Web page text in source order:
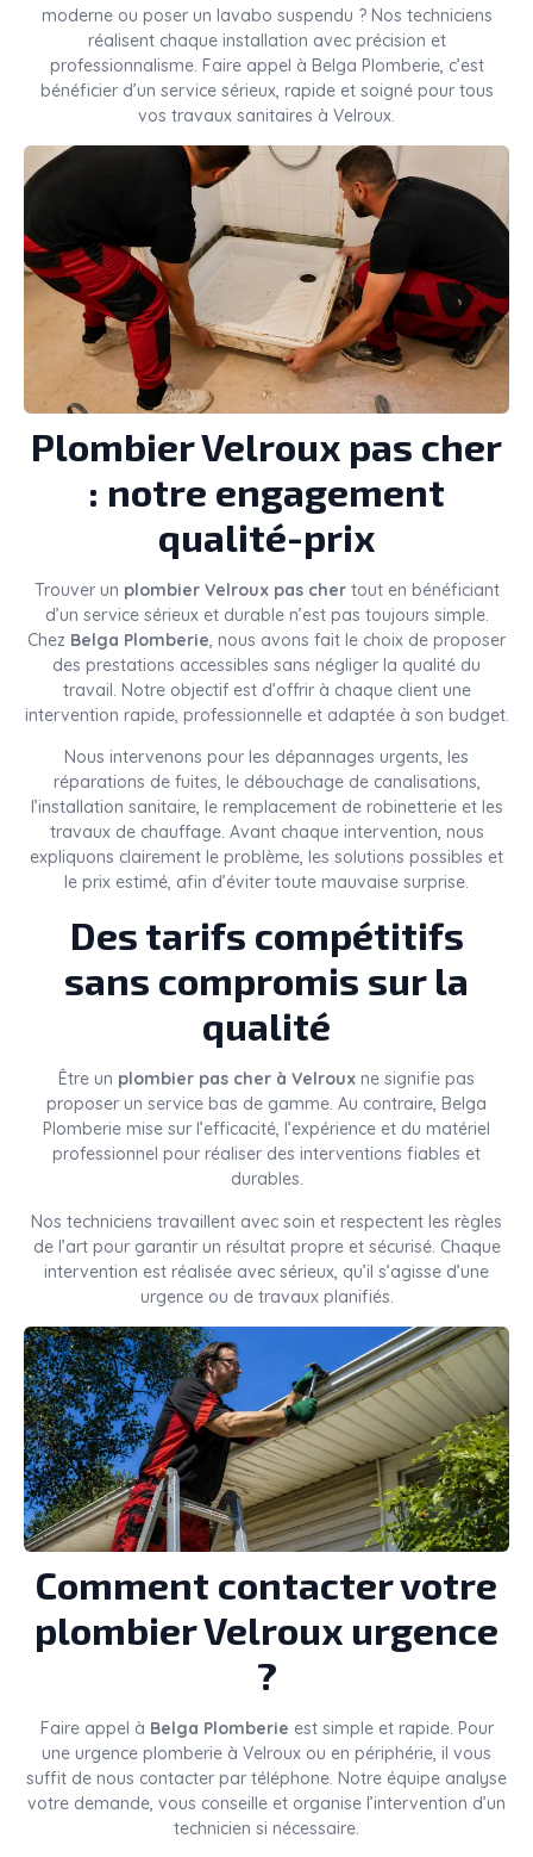
moderne ou poser un lavabo suspendu ? Nos techniciens
réalisent chaque installation avec précision et
professionnalisme. Faire appel à Belga Plomberie, c’est
bénéficier d’un service sérieux, rapide et soigné pour tous
vos travaux sanitaires à Velroux.
Plombier Velroux pas cher
: notre engagement
qualité-prix
Trouver un plombier Velroux pas chertout en bénéficiant
d’un service sérieux et durable n’est pas toujours simple.
Chez Belga Plomberie , nous avons fait le choix de proposer
des prestations accessibles sans négliger la qualité du
travail. Notre objectif est d’offrir à chaque client une
intervention rapide, professionnelle et adaptée à son budget.
Nous intervenons pour les dépannages urgents, les
réparations de fuites, le débouchage de canalisations,
l’installation sanitaire, le remplacement de robinetterie et les
travaux de chauffage. Avant chaque intervention, nous
expliquons clairement le problème, les solutions possibles et
le prix estimé, afin d’éviter toute mauvaise surprise.
Des tarifs compétitifs
sans compromis sur la
qualité
Être un plombier pas cher à Velroux ne signifie pas
proposer un service bas de gamme. Au contraire, Belga
Plomberie mise sur l’efficacité, l’expérience et du matériel
professionnel pour réaliser des interventions fiables et
durables.
Nos techniciens travaillent avec soin et respectent les règles
de l’art pour garantir un résultat propre et sécurisé. Chaque
intervention est réalisée avec sérieux, qu’il s’agisse d’une
urgence ou de travaux planifiés.
Comment contacter votre
plombier Velroux urgence
?
Faire appel à Belga Plomberie est simple et rapide. Pour
une urgence plomberie à Velroux ou en périphérie, il vous
suffit de nous contacter par téléphone. Notre équipe analyse
votre demande, vous conseille et organise l’intervention d’un
technicien si nécessaire.